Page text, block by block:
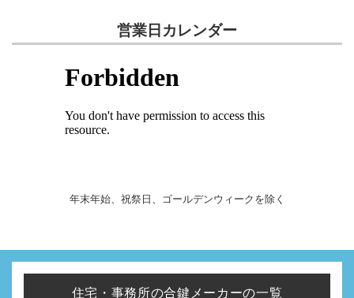
営業日カレンダー
年末年始、祝祭日、ゴールデンウィークを除く
住宅・事務所の合鍵メーカーの一覧